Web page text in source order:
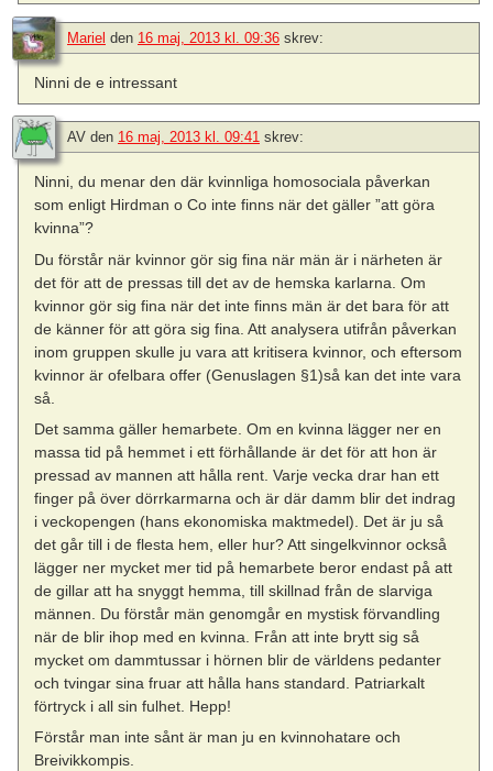
Mariel den 16 maj, 2013 kl. 09:36 skrev:
Ninni de e intressant
AV den 16 maj, 2013 kl. 09:41 skrev:
Ninni, du menar den där kvinnliga homosociala påverkan
som enligt Hirdman o Co inte finns när det gäller ”att göra
kvinna”?
Du förstår när kvinnor gör sig fina när män är i närheten är
det för att de pressas till det av de hemska karlarna. Om
kvinnor gör sig fina när det inte finns män är det bara för att
de känner för att göra sig fina. Att analysera utifrån påverkan
inom gruppen skulle ju vara att kritisera kvinnor, och eftersom
kvinnor är ofelbara offer (Genuslagen §1)så kan det inte vara
så.
Det samma gäller hemarbete. Om en kvinna lägger ner en
massa tid på hemmet i ett förhållande är det för att hon är
pressad av mannen att hålla rent. Varje vecka drar han ett
finger på över dörrkarmarna och är där damm blir det indrag
i veckopengen (hans ekonomiska maktmedel). Det är ju så
det går till i de flesta hem, eller hur? Att singelkvinnor också
lägger ner mycket mer tid på hemarbete beror endast på att
de gillar att ha snyggt hemma, till skillnad från de slarviga
männen. Du förstår män genomgår en mystisk förvandling
när de blir ihop med en kvinna. Från att inte brytt sig så
mycket om dammtussar i hörnen blir de världens pedanter
och tvingar sina fruar att hålla hans standard. Patriarkalt
förtryck i all sin fulhet. Hepp!
Förstår man inte sånt är man ju en kvinnohatare och
Breivikkompis.